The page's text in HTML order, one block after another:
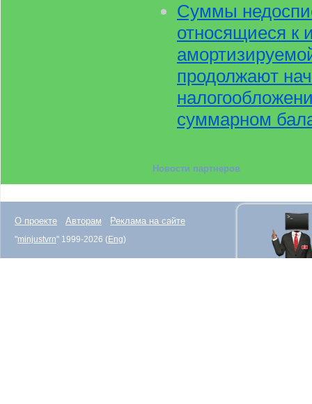
Суммы
относящиеся к
продолжают
суммарном
Новости партнеров
О проекте Авторам Реклама на сайте
"minjustvrn" 1999-2026 (Eng)